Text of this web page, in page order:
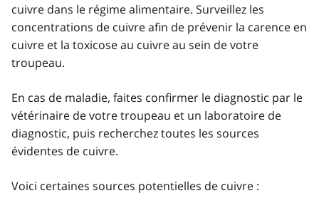
cuivre dans le régime alimentaire. Surveillez les
concentrations de cuivre afin de prévenir la carence en
cuivre et la toxicose au cuivre au sein de votre
troupeau.
En cas de maladie, faites confirmer le diagnostic par le
vétérinaire de votre troupeau et un laboratoire de
diagnostic, puis recherchez toutes les sources
évidentes de cuivre.
Voici certaines sources potentielles de cuivre :